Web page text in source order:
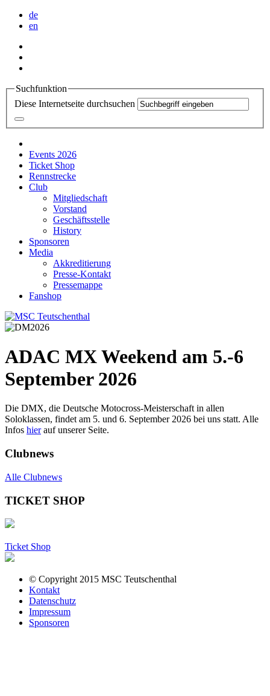
de
en
Suchfunktion
Diese Internetseite durchsuchen
Events 2026
Ticket Shop
Rennstrecke
Club
Mitgliedschaft
Vorstand
Geschäftsstelle
History
Sponsoren
Media
Akkreditierung
Presse-Kontakt
Pressemappe
Fanshop
ADAC MX Weekend am 5.-6
September 2026
Die DMX, die Deutsche Motocross-Meisterschaft in allen
Soloklassen, findet am 5. und 6. September 2026 bei uns statt. Alle
Infos hierauf unserer Seite.
Clubnews
Alle Clubnews
TICKET SHOP
Ticket Shop
© Copyright 2015 MSC Teutschenthal
Kontakt
Datenschutz
Impressum
Sponsoren